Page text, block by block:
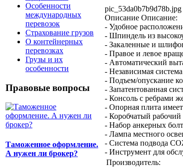
Особенности
международных
перевозок
Страхование грузов
О контейнерных
перевозках
Грузы и их
особенности
Правовые вопросы
Таможенное оформление.
А нужен ли брокер?
pic_53da0b7b9d78b.jpg
Описание Описание:
- Удобное
- Шпиндель из
- Закаленные и
- Правое и левое
- Автоматический
- Независимая
- Подъем/опускание
- Запатентованная
- Консоль с ребрами
- Опорная плита
- Коробчатый рабочий
- Набор анкерных
- Лампа местного
- Система подвода
- Инструмент для
Производитель: